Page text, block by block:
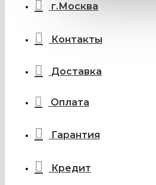
г.Москва
Контакты
Доставка
Оплата
Гарантия
Кредит